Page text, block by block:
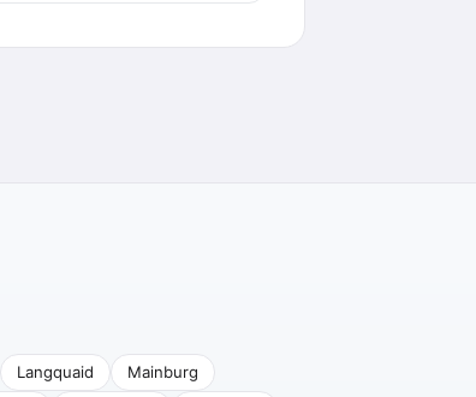
Langquaid
Mainburg